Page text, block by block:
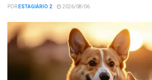
PORESTAGIÁRIO 2 2026/08/06